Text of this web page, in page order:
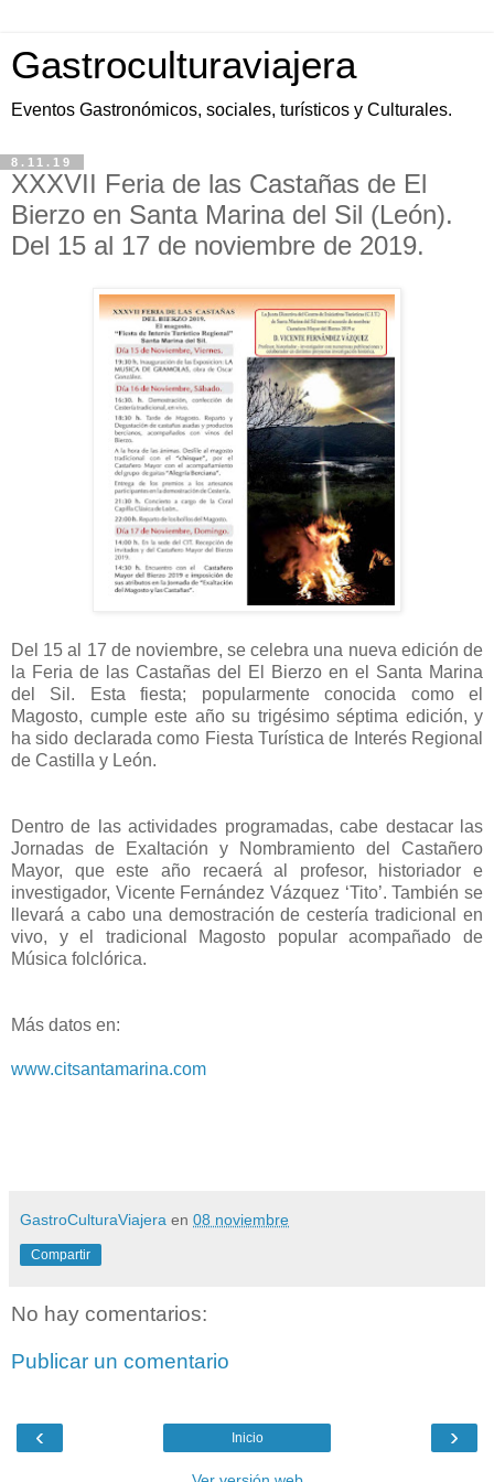
Gastroculturaviajera
Eventos Gastronómicos, sociales, turísticos y Culturales.
8.11.19
XXXVII Feria de las Castañas de El
Bierzo en Santa Marina del Sil (León).
Del 15 al 17 de noviembre de 2019.
Del 15 al 17 de noviembre, se celebra una nueva edición de
la Feria de las Castañas del El Bierzo en el Santa Marina
del Sil. Esta fiesta; popularmente conocida como el
Magosto, cumple este año su trigésimo séptima edición, y
ha sido declarada como Fiesta Turística de Interés Regional
de Castilla y León.
Dentro de las actividades programadas, cabe destacar las
Jornadas de Exaltación y Nombramiento del Castañero
Mayor, que este año recaerá al profesor, historiador e
investigador, Vicente Fernández Vázquez ‘Tito’. También se
llevará a cabo una demostración de cestería tradicional en
vivo, y el tradicional Magosto popular acompañado de
Música folclórica.
Más datos en:
www.citsantamarina.com
GastroCulturaViajera en 08 noviembre
Compartir
No hay comentarios:
Publicar un comentario
‹ ›
Inicio